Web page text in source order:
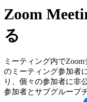
Zoom
る
ミーティング内で
のミーティング参加者
り、個々の参加者に非
参加者とサブグループ